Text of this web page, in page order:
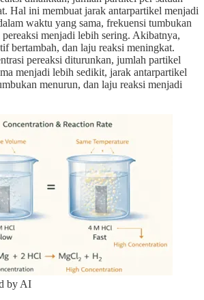
Hal ini membuat jarak antarpartikel menjadi
waktu yang sama, frekuensi tumbukan
menjadi lebih sering. Akibatnya,
bertambah, dan laju reaksi meningkat.
pereaksi diturunkan, jumlah partikel
menjadi lebih sedikit, jarak antarpartikel
menurun, dan laju reaksi menjadi
by AI